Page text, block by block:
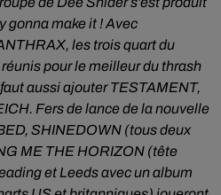
gonna make it !Avec
les trois quart du
pour le meilleur du thrash
aussi ajouter TESTAMENT,
Fers de lance de la nouvelle
SHINEDOWN (tous deux
ME THE HORIZON (tête
et Leeds avec un album